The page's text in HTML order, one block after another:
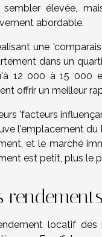
sembler élevée,
abordable.
une
dans un
12 000 à 15 000
offrir un meilleur
'facteurs
l'emplacement
et le marché
est petit, plus le
locatif des